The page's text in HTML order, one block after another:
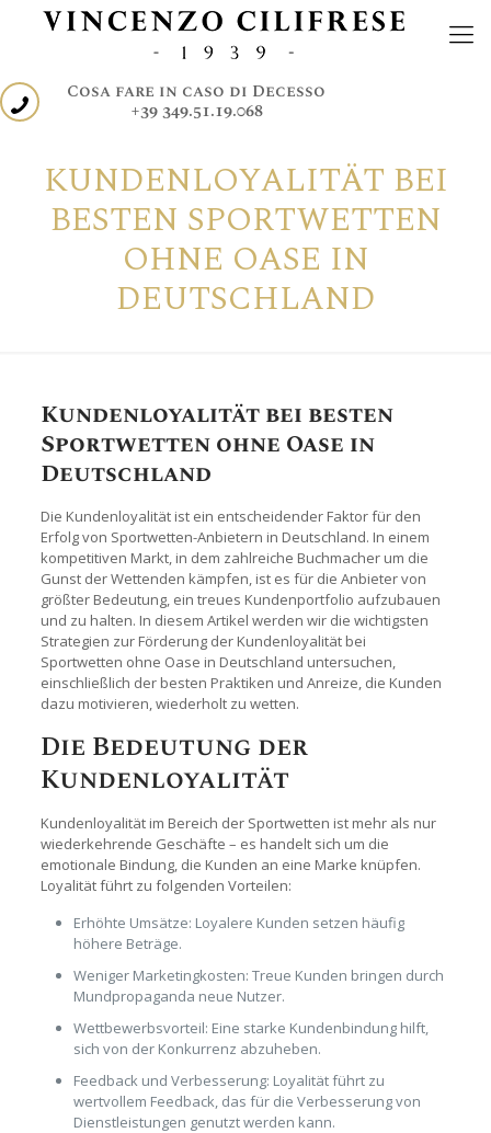
Cosa fare in caso di Decesso
+39 349.51.19.068
KUNDENLOYALITÄT BEI
BESTEN SPORTWETTEN
OHNE OASE IN
DEUTSCHLAND
Kundenloyalität bei besten
Sportwetten ohne Oase in
Deutschland
Die Kundenloyalität ist ein entscheidender Faktor für den
Erfolg von Sportwetten-Anbietern in Deutschland. In einem
kompetitiven Markt, in dem zahlreiche Buchmacher um die
Gunst der Wettenden kämpfen, ist es für die Anbieter von
größter Bedeutung, ein treues Kundenportfolio aufzubauen
und zu halten. In diesem Artikel werden wir die wichtigsten
Strategien zur Förderung der Kundenloyalität bei
Sportwetten ohne Oase in Deutschland untersuchen,
einschließlich der besten Praktiken und Anreize, die Kunden
dazu motivieren, wiederholt zu wetten.
Die Bedeutung der
Kundenloyalität
Kundenloyalität im Bereich der Sportwetten ist mehr als nur
wiederkehrende Geschäfte – es handelt sich um die
emotionale Bindung, die Kunden an eine Marke knüpfen.
Loyalität führt zu folgenden Vorteilen:
Erhöhte Umsätze: Loyalere Kunden setzen häufig
höhere Beträge.
Weniger Marketingkosten: Treue Kunden bringen durch
Mundpropaganda neue Nutzer.
Wettbewerbsvorteil: Eine starke Kundenbindung hilft,
sich von der Konkurrenz abzuheben.
Feedback und Verbesserung: Loyalität führt zu
wertvollem Feedback, das für die Verbesserung von
Dienstleistungen genutzt werden kann.